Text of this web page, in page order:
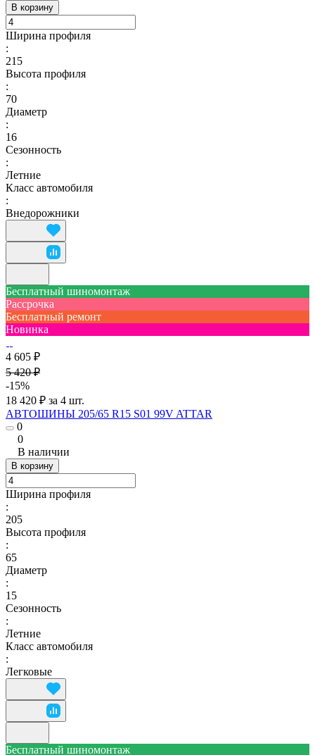
В корзину
Ширина профиля
:
215
Высота профиля
:
70
Диаметр
:
16
Сезонность
:
Летние
Класс автомобиля
:
Внедорожники
Бесплатный шиномонтаж
Рассрочка
Бесплатный ремонт
Новинка
4 605 ₽
5 420 ₽
-15%
18 420 ₽ за 4 шт.
АВТОШИНЫ 205/65 R15 S01 99V ATTAR
0
0
В наличии
В корзину
Ширина профиля
:
205
Высота профиля
:
65
Диаметр
:
15
Сезонность
:
Летние
Класс автомобиля
:
Легковые
Бесплатный шиномонтаж